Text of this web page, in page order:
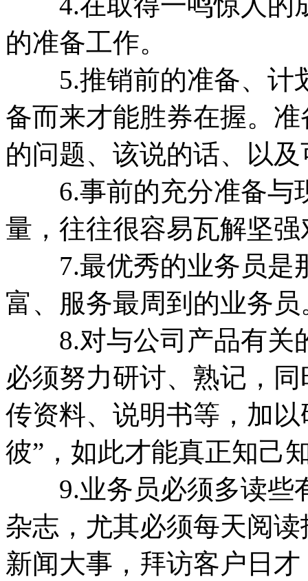
的准备工作。
5.推销前的准备、计
备而来才能胜券在握。
的问题、该说的话、以
6.事前的充分准备与
量，往往很容易瓦解坚
7.最优秀的业务员是
富、服务最周到的业务员
8.对与公司产品有关
必须努力研讨、熟记，
传资料、说明书等，加
彼”，如此才能真正知己
9.业务员必须多读些
杂志，尤其必须每天阅
新闻大事，拜访客户日